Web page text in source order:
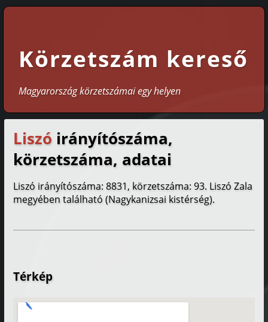
Körzetszám kereső
Magyarország körzetszámai egy helyen
Liszó irányítószáma,
körzetszáma, adatai
Liszó irányítószáma: 8831, körzetszáma: 93. Liszó Zala
megyében található (Nagykanizsai kistérség).
Térkép